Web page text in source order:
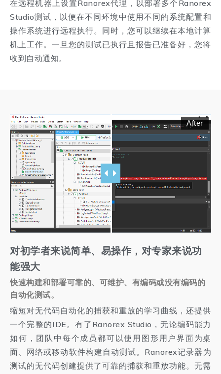
在远程机器上设置Ranorex代理，以部署多个Ranorex
Studio测试，以便在不同环境中使用不同的系统配置和
操作系统进行远程执行。同时，您可以继续在本地计算
机上工作。一旦您的测试已执行且报告已准备好，您将
收到自动通知。
After
对初学者来说简单、易操作，对专家来说功
能强大
快速构建和部署可靠的、可维护、有编码或没有编码的
自动化测试。
缩短对无代码自动化的捕获和重放的学习曲线，还提供
一个完整的IDE。有了Ranorex Studio，无论编码能力
如何，团队中每个成员都可以使用图形用户界面为桌
面、网络或移动软件构建自动测试。Ranorex记录器为
测试的无代码创建提供了可靠的捕获和重放功能。无需